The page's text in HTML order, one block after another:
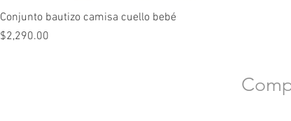
Conjunto bautizo camisa cuello bebé
Precio
$2,290.00